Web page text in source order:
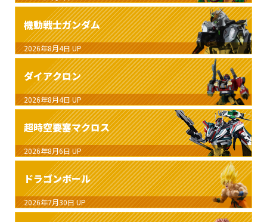
機動戦士ガンダム
2026年8月4日 UP
ダイアクロン
2026年8月4日 UP
超時空要塞マクロス
2026年8月6日 UP
ドラゴンボール
2026年7月30日 UP